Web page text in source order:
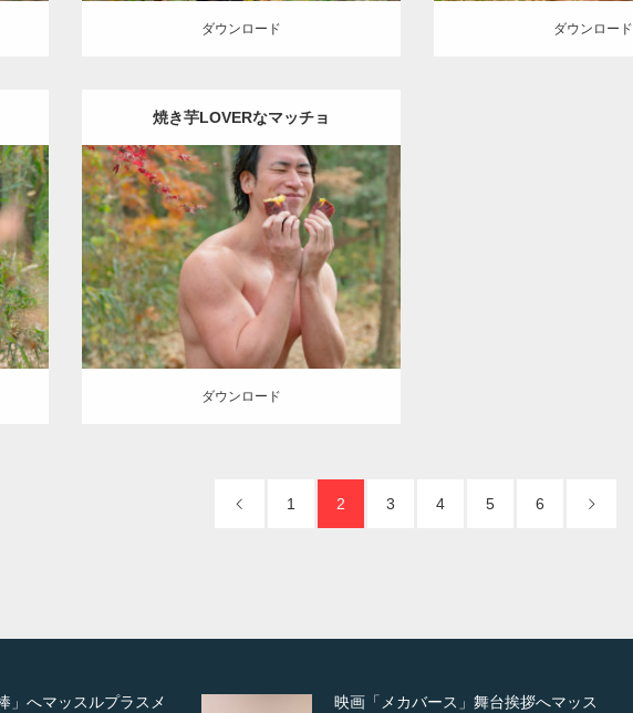
ダウンロード ダウンロード
焼き芋LOVERなマッチョ
Update:2022.01.20
Category: 紅葉とマッチョ inori
SOSUKE
ダウンロード
ダウンロード
1 2 3 4 5 6
ス」舞台挨拶へマッス
【TV】NHK BS「COOL JAPAN 」に